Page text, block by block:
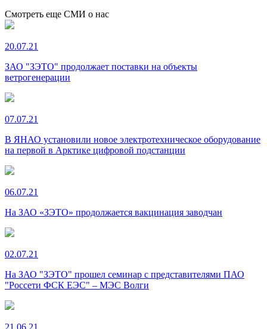
Смотреть еще СМИ о нас
20.07.21
ЗАО "ЗЭТО" продолжает поставки на объекты
ветрогенерации
07.07.21
В ЯНАО установили новое электротехническое оборудование
на первой в Арктике цифровой подстанции
06.07.21
На ЗАО «ЗЭТО» продолжается вакцинация заводчан
02.07.21
На ЗАО "ЗЭТО" прошел семинар с представителями ПАО
"Россети ФСК ЕЭС" – МЭС Волги